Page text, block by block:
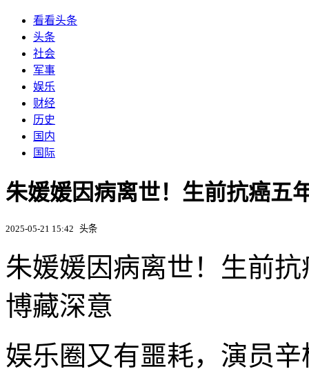
看看头条
头条
社会
军事
娱乐
财经
历史
国内
国际
朱媛媛因病离世！生前抗癌五
2025-05-21 15:42 头条
朱媛媛因病离世！生前
博藏深意
娱乐圈又有噩耗，演员